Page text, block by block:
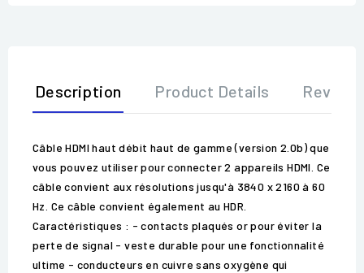
Description Product Details
Câble HDMI haut débit haut de gamme (version 2.0b) que
vous pouvez utiliser pour connecter 2 appareils HDMI. Ce
câble convient aux résolutions jusqu'à 3840 x 2160 à 60
Hz. Ce câble convient également au HDR.
Caractéristiques : - contacts plaqués or pour éviter la
perte de signal - veste durable pour une fonctionnalité
ultime - conducteurs en cuivre sans oxygène qui